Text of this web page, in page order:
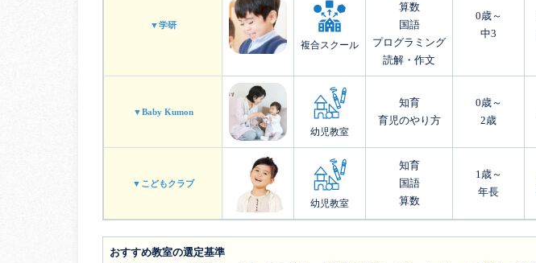
▼学研
複合スクール
算数
国語
プログラミング
読解・作文
0歳～
中3
▼Baby Kumon
幼児教室
知育
育児のやり方
0歳～
2歳
▼こどもクラブ
幼児教室
知育
国語
算数
1歳～
年長
おすすめ教室の選定基準